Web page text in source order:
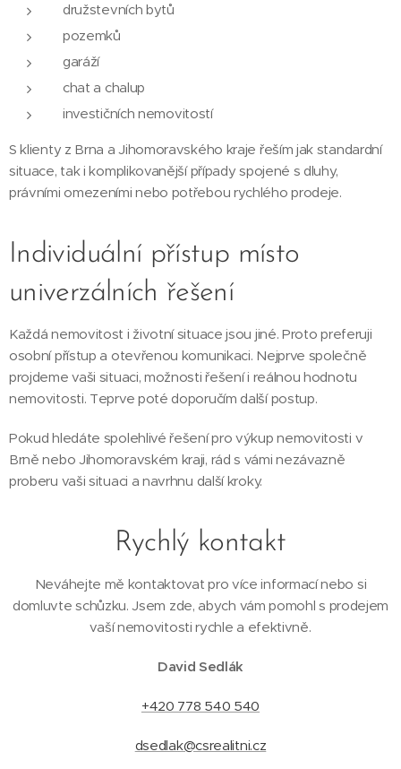
družstevních bytů
pozemků
garáží
chat a chalup
investičních nemovitostí
S klienty z Brna a Jihomoravského kraje řeším jak standardní
situace, tak i komplikovanější případy spojené s dluhy,
právními omezeními nebo potřebou rychlého prodeje.
Individuální přístup místo
univerzálních řešení
Každá nemovitost i životní situace jsou jiné. Proto preferuji
osobní přístup a otevřenou komunikaci. Nejprve společně
projdeme vaši situaci, možnosti řešení i reálnou hodnotu
nemovitosti. Teprve poté doporučím další postup.
Pokud hledáte spolehlivé řešení pro výkup nemovitosti v
Brně nebo Jihomoravském kraji, rád s vámi nezávazně
proberu vaši situaci a navrhnu další kroky.
Rychlý kontakt
Neváhejte mě kontaktovat pro více informací nebo si
domluvte schůzku. Jsem zde, abych vám pomohl s prodejem
vaší nemovitosti rychle a efektivně.
David Sedlák
+420 778 540 540
dsedlak@csrealitni.cz